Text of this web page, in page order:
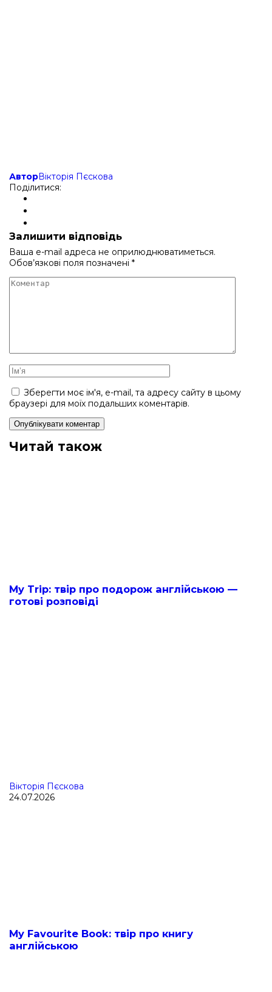
АвторВікторія Пєскова
Поділитися:
Залишити відповідь
Ваша e-mail адреса не оприлюднюватиметься.
Обов’язкові поля позначені *
Зберегти моє ім'я, e-mail, та адресу сайту в цьому
браузері для моїх подальших коментарів.
Читай також
My Trip: твір про подорож англійською —
готові розповіді
Вікторія Пєскова
24.07.2026
My Favourite Book: твір про книгу
англійською